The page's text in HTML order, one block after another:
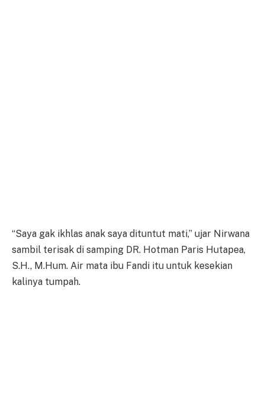
“Saya gak ikhlas anak saya dituntut mati,” ujar Nirwana
sambil terisak di samping DR. Hotman Paris Hutapea,
S.H., M.Hum. Air mata ibu Fandi itu untuk kesekian
kalinya tumpah.